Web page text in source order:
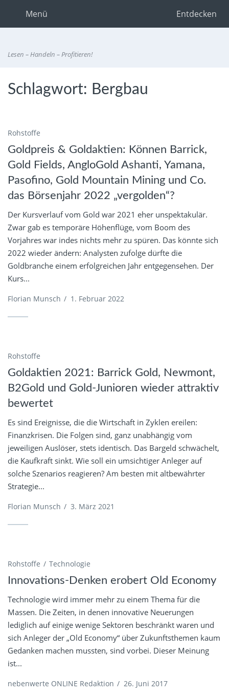
Entdecken
Menü
Lesen – Handeln – Profitieren!
Schlagwort: Bergbau
Rohstoffe
Goldpreis & Goldaktien: Können Barrick,
Gold Fields, AngloGold Ashanti, Yamana,
Pasofino, Gold Mountain Mining und Co.
das Börsenjahr 2022 „vergolden“?
Der Kursverlauf vom Gold war 2021 eher unspektakulär.
Zwar gab es temporäre Höhenflüge, vom Boom des
Vorjahres war indes nichts mehr zu spüren. Das könnte sich
2022 wieder ändern: Analysten zufolge dürfte die
Goldbranche einem erfolgreichen Jahr entgegensehen. Der
Kurs...
Florian Munsch / 1. Februar 2022
Rohstoffe
Goldaktien 2021: Barrick Gold, Newmont,
B2Gold und Gold-Junioren wieder attraktiv
bewertet
Es sind Ereignisse, die die Wirtschaft in Zyklen ereilen:
Finanzkrisen. Die Folgen sind, ganz unabhängig vom
jeweiligen Auslöser, stets identisch. Das Bargeld schwächelt,
die Kaufkraft sinkt. Wie soll ein umsichtiger Anleger auf
solche Szenarios reagieren? Am besten mit altbewährter
Strategie...
Florian Munsch / 3. März 2021
Rohstoffe Technologie
Innovations-Denken erobert Old Economy
Technologie wird immer mehr zu einem Thema für die
Massen. Die Zeiten, in denen innovative Neuerungen
lediglich auf einige wenige Sektoren beschränkt waren und
sich Anleger der „Old Economy“ über Zukunftsthemen kaum
Gedanken machen mussten, sind vorbei. Dieser Meinung
ist...
nebenwerte ONLINE Redaktion / 26. Juni 2017